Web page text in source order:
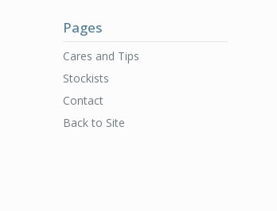
Pages
Cares and Tips
Stockists
Contact
Back to Site